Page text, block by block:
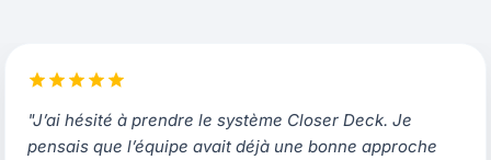
"J’ai hésité à prendre le système Closer Deck. Je
pensais que l’équipe avait déjà une bonne approche